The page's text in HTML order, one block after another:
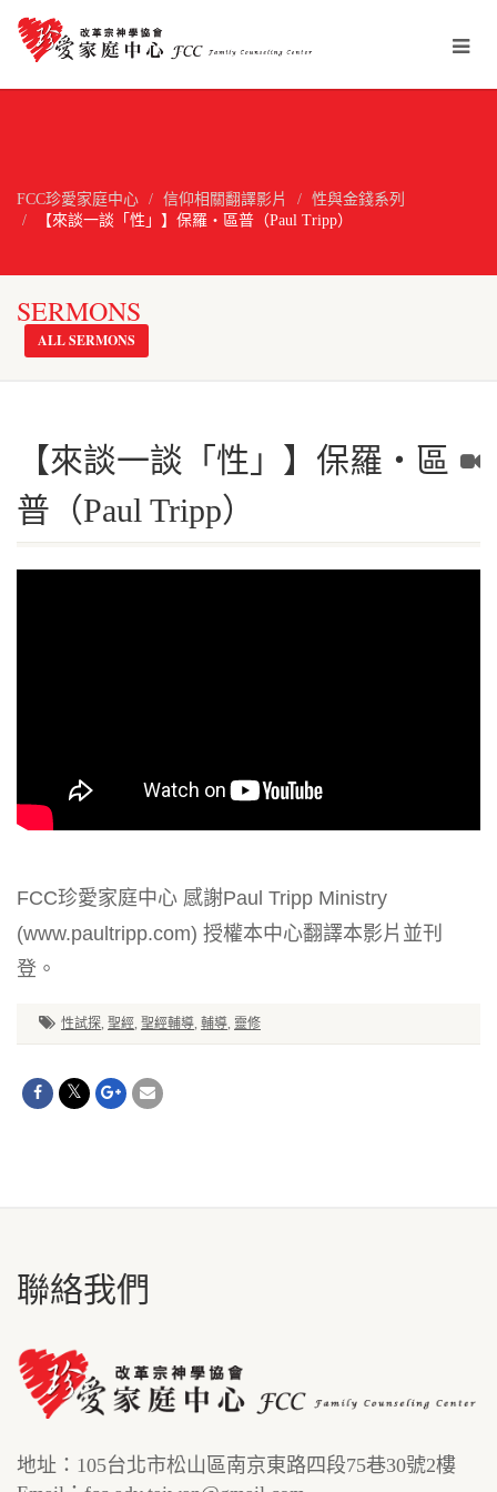
FCC珍愛家庭中心 信仰相關翻譯影片
性與金錢系列
【來談一談「性」】保羅‧區普（Paul Tripp）
SERMONS
ALL SERMONS
【來談一談「性」】保羅‧區
普（Paul Tripp）
FCC珍愛家庭中心 感謝Paul Tripp Ministry
(www.paultripp.com) 授權本中心翻譯本影片並刊
登。
性試探, 聖經, 聖經輔導, 輔導, 靈修
聯絡我們
地址：105台北市松山區南京東路四段75巷30號2樓